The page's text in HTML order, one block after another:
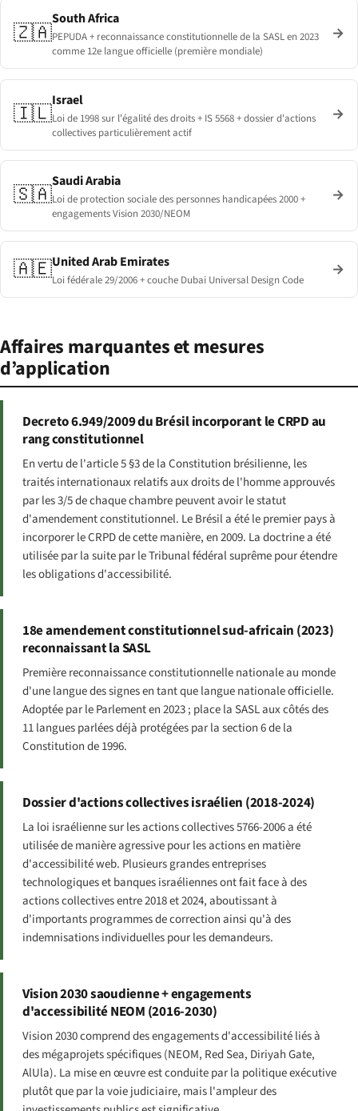
🇿🇦
South Africa
PEPUDA + reconnaissance constitutionnelle de la SASL en 2023
comme 12e langue officielle (première mondiale)
→
🇮🇱
Israel
Loi de 1998 sur l'égalité des droits + IS 5568 + dossier d'actions
collectives particulièrement actif
→
🇸🇦
Saudi Arabia
Loi de protection sociale des personnes handicapées 2000 +
engagements Vision 2030/NEOM
→
🇦🇪United Arab Emirates
Loi fédérale 29/2006 + couche Dubai Universal Design Code
→
Affaires marquantes et mesures
d’application
Decreto 6.949/2009 du Brésil incorporant le CRPD au
rang constitutionnel
En vertu de l'article 5 §3 de la Constitution brésilienne, les
traités internationaux relatifs aux droits de l'homme approuvés
par les 3/5 de chaque chambre peuvent avoir le statut
d'amendement constitutionnel. Le Brésil a été le premier pays à
incorporer le CRPD de cette manière, en 2009. La doctrine a été
utilisée par la suite par le Tribunal fédéral suprême pour étendre
les obligations d'accessibilité.
18e amendement constitutionnel sud-africain (2023)
reconnaissant la SASL
Première reconnaissance constitutionnelle nationale au monde
d'une langue des signes en tant que langue nationale officielle.
Adoptée par le Parlement en 2023 ; place la SASL aux côtés des
11 langues parlées déjà protégées par la section 6 de la
Constitution de 1996.
Dossier d'actions collectives israélien (2018-2024)
La loi israélienne sur les actions collectives 5766-2006 a été
utilisée de manière agressive pour les actions en matière
d'accessibilité web. Plusieurs grandes entreprises
technologiques et banques israéliennes ont fait face à des
actions collectives entre 2018 et 2024, aboutissant à
d'importants programmes de correction ainsi qu'à des
indemnisations individuelles pour les demandeurs.
Vision 2030 saoudienne + engagements
d'accessibilité NEOM (2016-2030)
Vision 2030 comprend des engagements d'accessibilité liés à
des mégaprojets spécifiques (NEOM, Red Sea, Diriyah Gate,
AlUla). La mise en œuvre est conduite par la politique exécutive
plutôt que par la voie judiciaire, mais l'ampleur des